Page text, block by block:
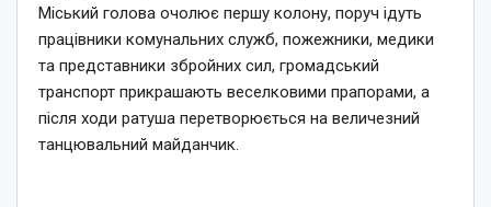
Міський голова очолює першу колону, поруч ідуть
працівники комунальних служб, пожежники, медики
та представники збройних сил, громадський
транспорт прикрашають веселковими прапорами, а
після ходи ратуша перетворюється на величезний
танцювальний майданчик.